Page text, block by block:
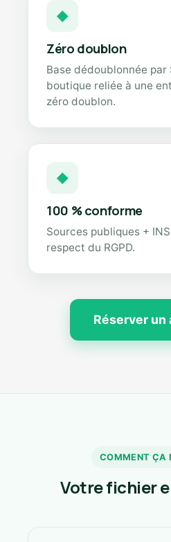
◆
Zéro doublon
Base dédoublonnée par
boutique reliée à une
zéro doublon.
◆
100 % conforme
Sources publiques +
respect du RGPD.
Réserver un
COMMENT ÇA
Votre fichier